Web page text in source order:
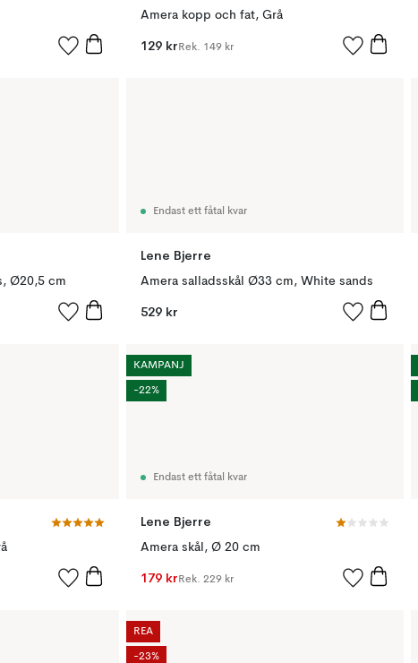
Amera kopp och fat, Grå
129 kr Rek. 149 kr
Ø20,5 cm
Endast ett fåtal kvar
Lene Bjerre
Amera salladsskål Ø33 cm, White sands
529 kr
Endast ett fåtal kvar
Lene Bjerre
Amera skål, Ø 20 cm
179 kr Rek. 229 kr
KAMPANJ
-22%
REA
-23%